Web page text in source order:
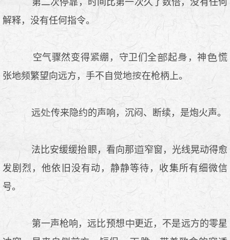
解释，没有任何指令。
空气骤然变得 绷，守卫们全 起 ，神
慌
张地频繁望向远方，手不自觉地
在枪柄上。
远 传来隐约的声响，沉闷、断续，是炮火声。
法比安缓缓抬 ，看向那
窄窗，光线晃动得愈
发剧烈，他依旧没有动，静静等待，收集所有细微信
号。
第一声枪响，远比预想
更近，不是远方的零星